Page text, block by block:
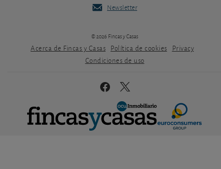
Newsletter
© 2026 Fincas y Casas
Acerca de Fincas y Casas Política de cookies
Privacy
Condiciones de uso